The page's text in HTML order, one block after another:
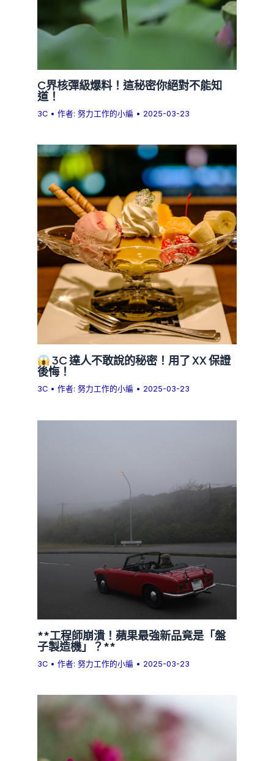
C界核彈級爆料！這秘密你絕對不能知
道！
3C • 作者:努力工作的小編 • 2025-03-23
3C 達人不敢說的秘密！用了 XX 保證
後悔！
3C • 作者:努力工作的小編 • 2025-03-23
**工程師崩潰！蘋果最強新品竟是「盤
子製造機」？**
3C • 作者:努力工作的小編 • 2025-03-23